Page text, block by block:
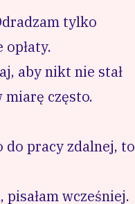
tylko
aby nikt nie stał
często.
pracy zdalnej, to
wcześniej.